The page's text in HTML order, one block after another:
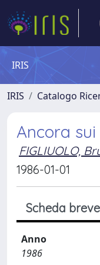
IRIS
IRIS Catalogo
Ancora
FIGLIUOLO,
1986-01-01
Scheda breve
Anno
1986